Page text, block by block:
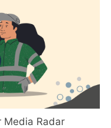
Media Radar